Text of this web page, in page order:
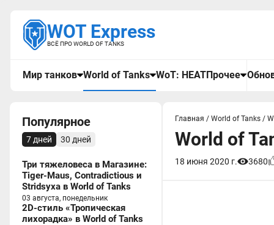
WOT Express
ВСЁ ПРО WORLD OF TANKS
Мир танков World of Tanks WoT: HEATПрочее
Популярное
7 дней 30 дней
Три тяжеловеса в Магазине:
Tiger-Maus, Contradictious и
Stridsyxa в World of Tanks
03 августа, понедельник
2D-стиль «Тропическая
лихорадка» в World of Tanks
Главная / World of Tanks /
World of
18 июня 2020 г. 3680